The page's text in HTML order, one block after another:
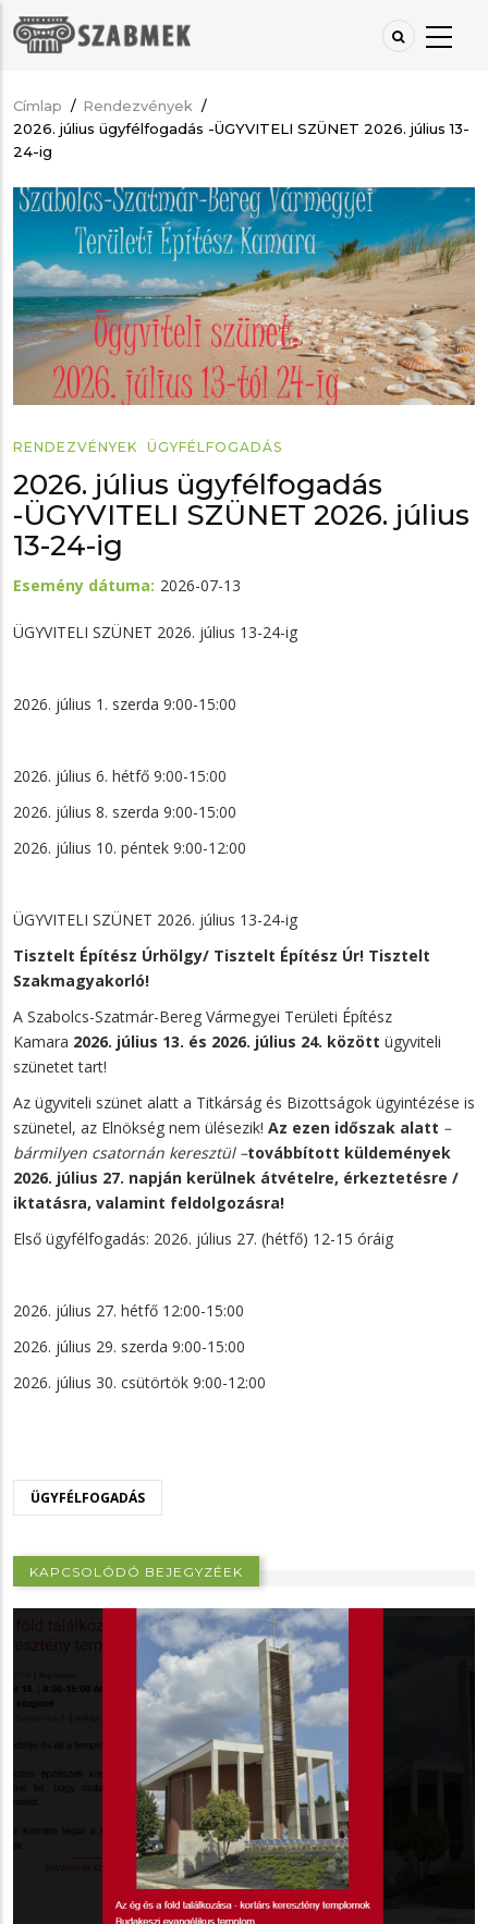
Ugrás
Morzsa
Címlap / Rendezvények /
2026. július ügyfélfogadás -ÜGYVITELI SZÜNET 2026. július 13-
24-ig
RENDEZVÉNYEK ÜGYFÉLFOGADÁS
2026. július ügyfélfogadás
-ÜGYVITELI SZÜNET 2026. július
13-24-ig
Esemény dátuma 2026-07-13
ÜGYVITELI SZÜNET 2026. július 13-24-ig
2026. július 1. szerda 9:00-15:00
2026. július 6. hétfő 9:00-15:00
2026. július 8. szerda 9:00-15:00
2026. július 10. péntek 9:00-12:00
ÜGYVITELI SZÜNET 2026. július 13-24-ig
Tisztelt Építész Úrhölgy/ Tisztelt Építész Úr! Tisztelt
Szakmagyakorló!
A Szabolcs-Szatmár-Bereg Vármegyei Területi Építész
Kamara 2026. július 13. és 2026. július 24. között ügyviteli
szünetet tart!
Az ügyviteli szünet alatt a Titkárság és Bizottságok ügyintézése is
szünetel, az Elnökség nem ülésezik! Az ezen időszak alatt –
bármilyen csatornán keresztül –továbbított küldemények
2026. július 27. napján kerülnek átvételre, érkeztetésre /
iktatásra, valamint feldolgozásra!
Első ügyfélfogadás: 2026. július 27. (hétfő) 12-15 óráig
2026. július 27. hétfő 12:00-15:00
2026. július 29. szerda 9:00-15:00
2026. július 30. csütörtök 9:00-12:00
ÜGYFÉLFOGADÁS
KAPCSOLÓDÓ BEJEGYZÉEK